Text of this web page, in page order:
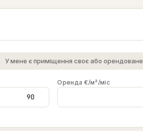
У мене є приміщення своє або орендоване
Оренда €/м²/міс